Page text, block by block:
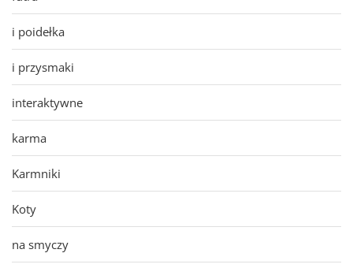
i poidełka
i przysmaki
interaktywne
karma
Karmniki
Koty
na smyczy